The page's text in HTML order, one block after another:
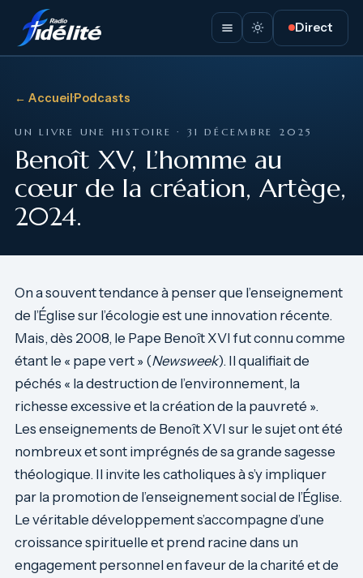
Direct
← Accueil·Podcasts
UN LIVRE UNE HISTOIRE · 31 DÉCEMBRE 2025
Benoît XV, L’homme au
cœur de la création, Artège,
2024.
On a souvent tendance à penser que l’enseignement
de l’Église sur l’écologie est une innovation récente.
Mais, dès 2008, le Pape Benoît XVI fut connu comme
étant le « pape vert » (Newsweek). Il qualifiait de
péchés « la destruction de l’environnement, la
richesse excessive et la création de la pauvreté ».
Les enseignements de Benoît XVI sur le sujet ont été
nombreux et sont imprégnés de sa grande sagesse
théologique. Il invite les catholiques à s’y impliquer
par la promotion de l’enseignement social de l’Église.
Le véritable développement s’accompagne d’une
croissance spirituelle et prend racine dans un
engagement personnel en faveur de la charité et de